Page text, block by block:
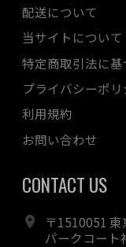
配送について
当サイトについて
特定商取引法に
プライバシーポリ
利用規約
お問い合わせ
CONTACT US
〒1510051
パークコート